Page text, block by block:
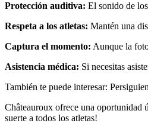
Protección auditiva: El sonido de
Respeta a los atletas: Mantén una
Captura el momento: Aunque la
Asistencia médica: Si necesitas
También te puede interesar:
Châteauroux ofrece una oportunidad
suerte a todos los atletas!